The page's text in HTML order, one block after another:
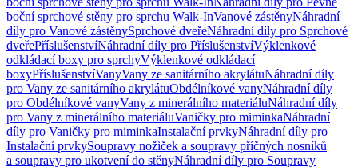
boční sprchové stěny pro sprchu Walk-InVanové zástěnyNáhradní
díly pro Vanové zástěnySprchové dveřeNáhradní díly pro Sprchové
dveřePříslušenstvíNáhradní díly pro PříslušenstvíVýklenkové
odkládací boxy pro sprchyVýklenkové odkládací
boxyPříslušenstvíVanyVany ze sanitárního akrylátuNáhradní díly
pro Vany ze sanitárního akrylátuObdélníkové vanyNáhradní díly
pro Obdélníkové vanyVany z minerálního materiáluNáhradní díly
pro Vany z minerálního materiáluVaničky pro miminkaNáhradní
díly pro Vaničky pro miminkaInstalační prvkyNáhradní díly pro
Instalační prvkySoupravy nožiček a soupravy příčných nosníků
a soupravy pro ukotvení do stěnyNáhradní díly pro Soupravy